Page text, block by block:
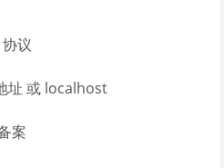
议
址 或 localhost
案